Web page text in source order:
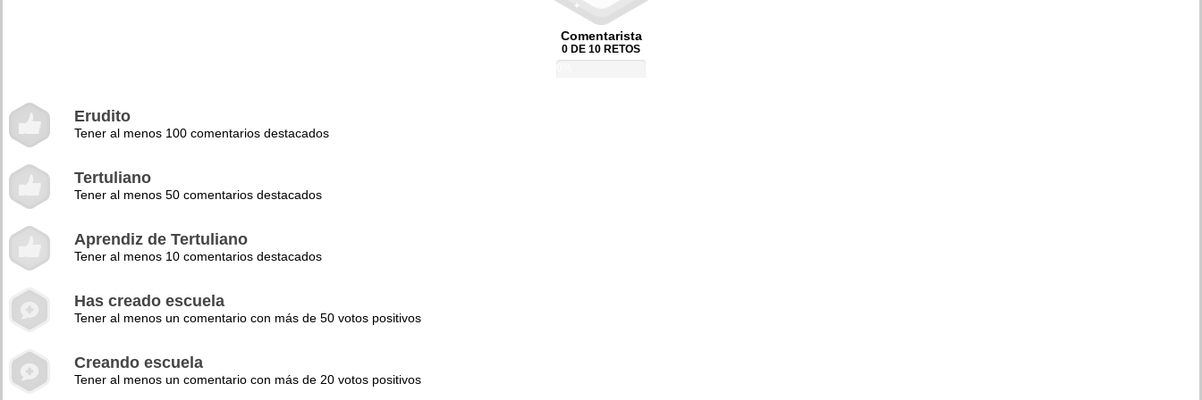
Comentarista
0 DE 10 RETOS
Erudito
Tener al menos 100 comentarios destacados
Tertuliano
Tener al menos 50 comentarios destacados
Aprendiz de Tertuliano
Tener al menos 10 comentarios destacados
Has creado escuela
Tener al menos un comentario con más de 50 votos positivos
Creando escuela
Tener al menos un comentario con más de 20 votos positivos